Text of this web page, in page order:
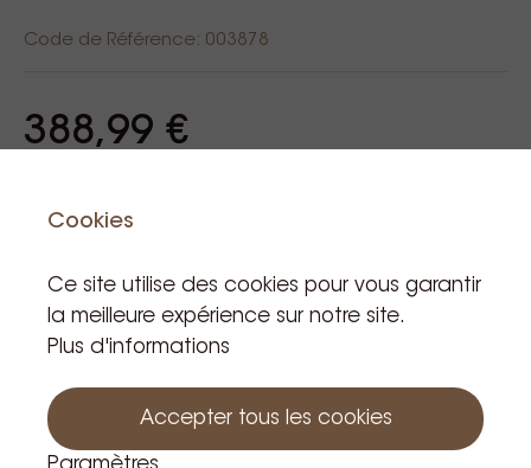
Code de Référence: 003878
388,99 €
Produit hors stock
Cookies
Ce site utilise des cookies pour vous garantir
la meilleure expérience sur notre site.
Plus d'informations
Accepter tous les cookies